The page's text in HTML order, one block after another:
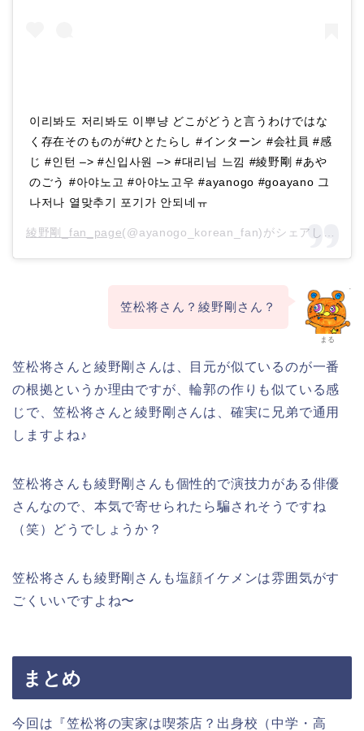
이리봐도 저리봐도 이뿌냥 どこがどうと言うわけではな
く存在そのものが#ひとたらし #インターン #会社員 #感
じ #인턴 –> #신입사원 –> #대리님 느낌 #綾野剛 #あや
のごう #아야노고 #아야노고우 #ayanogo #goayano 그
나저나 열맞추기 포기가 안되네ㅠ
綾野剛_fan_page(@ayanogo_korean_fan)がシェアした投稿 –
まる
笠松将さん？綾野剛さん？
笠松将さんと綾野剛さんは、目元が似ているのが一番
の根拠というか理由ですが、輪郭の作りも似ている感
じで、笠松将さんと綾野剛さんは、確実に兄弟で通用
しますよね♪
笠松将さんも綾野剛さんも個性的で演技力がある俳優
さんなので、本気で寄せられたら騙されそうですね
（笑）どうでしょうか？
笠松将さんも綾野剛さんも塩顔イケメンは雰囲気がす
ごくいいですよね〜
まとめ
今回は『笠松将の実家は喫茶店？出身校（中学・高